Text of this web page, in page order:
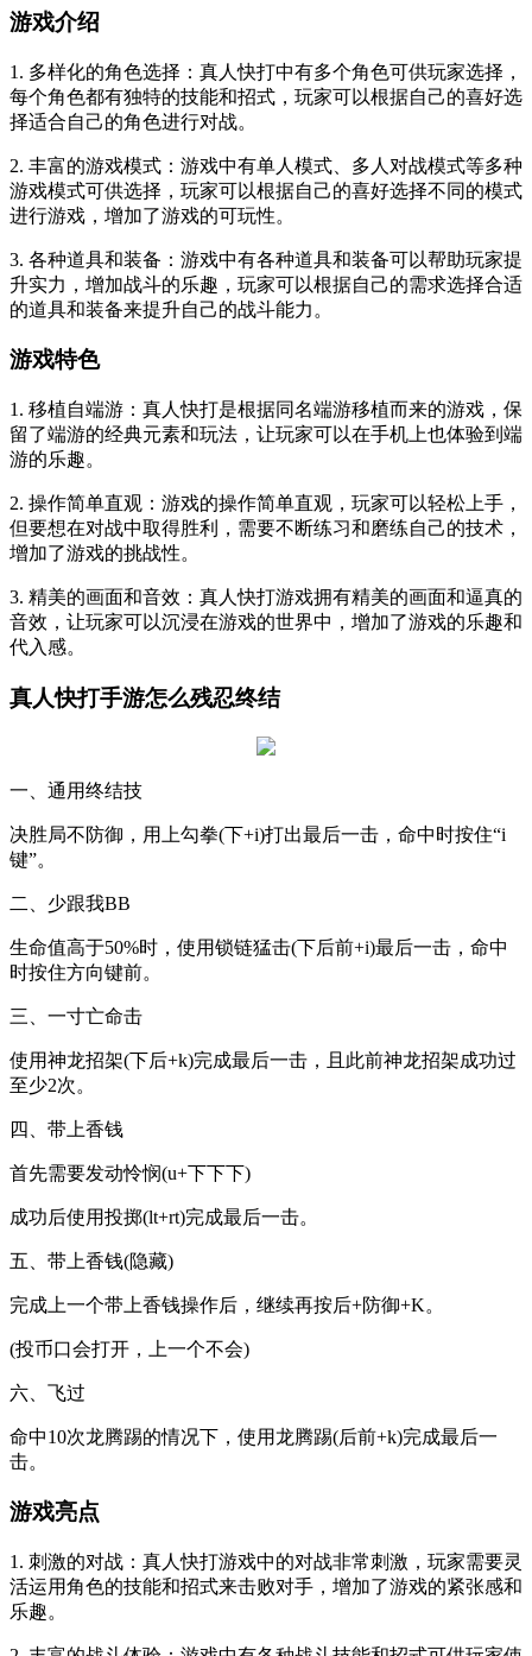
游戏介绍
1. 多样化的角色选择：真人快打中有多个角色可供玩家选择，
每个角色都有独特的技能和招式，玩家可以根据自己的喜好选
择适合自己的角色进行对战。
2. 丰富的游戏模式：游戏中有单人模式、多人对战模式等多种
游戏模式可供选择，玩家可以根据自己的喜好选择不同的模式
进行游戏，增加了游戏的可玩性。
3. 各种道具和装备：游戏中有各种道具和装备可以帮助玩家提
升实力，增加战斗的乐趣，玩家可以根据自己的需求选择合适
的道具和装备来提升自己的战斗能力。
游戏特色
1. 移植自端游：真人快打是根据同名端游移植而来的游戏，保
留了端游的经典元素和玩法，让玩家可以在手机上也体验到端
游的乐趣。
2. 操作简单直观：游戏的操作简单直观，玩家可以轻松上手，
但要想在对战中取得胜利，需要不断练习和磨练自己的技术，
增加了游戏的挑战性。
3. 精美的画面和音效：真人快打游戏拥有精美的画面和逼真的
音效，让玩家可以沉浸在游戏的世界中，增加了游戏的乐趣和
代入感。
真人快打手游怎么残忍终结
一、通用终结技
决胜局不防御，用上勾拳(下+i)打出最后一击，命中时按住“i
键”。
二、少跟我BB
生命值高于50%时，使用锁链猛击(下后前+i)最后一击，命中
时按住方向键前。
三、一寸亡命击
使用神龙招架(下后+k)完成最后一击，且此前神龙招架成功过
至少2次。
四、带上香钱
首先需要发动怜悯(u+下下下)
成功后使用投掷(lt+rt)完成最后一击。
五、带上香钱(隐藏)
完成上一个带上香钱操作后，继续再按后+防御+K。
(投币口会打开，上一个不会)
六、飞过
命中10次龙腾踢的情况下，使用龙腾踢(后前+k)完成最后一
击。
游戏亮点
1. 刺激的对战：真人快打游戏中的对战非常刺激，玩家需要灵
活运用角色的技能和招式来击败对手，增加了游戏的紧张感和
乐趣。